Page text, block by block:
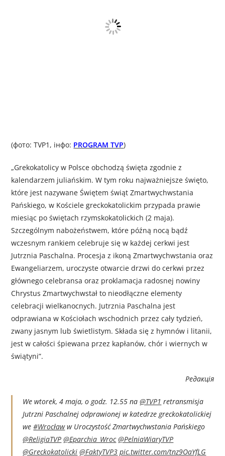
(фото: TVP1, інфо: PROGRAM TVP)
„Grekokatolicy w Polsce obchodzą święta zgodnie z
kalendarzem juliańskim. W tym roku najważniejsze święto,
które jest nazywane Świętem świąt Zmartwychwstania
Pańskiego, w Kościele greckokatolickim przypada prawie
miesiąc po świętach rzymskokatolickich (2 maja).
Szczególnym nabożeństwem, które późną nocą bądź
wczesnym rankiem celebruje się w każdej cerkwi jest
Jutrznia Paschalna. Procesja z ikoną Zmartwychwstania oraz
Ewangeliarzem, uroczyste otwarcie drzwi do cerkwi przez
głównego celebransa oraz proklamacja radosnej nowiny
Chrystus Zmartwychwstał to nieodłączne elementy
celebracji wielkanocnych. Jutrznia Paschalna jest
odprawiana w Kościołach wschodnich przez cały tydzień,
zwany jasnym lub świetlistym. Składa się z hymnów i litanii,
jest w całości śpiewana przez kapłanów, chór i wiernych w
świątyni”.
Редакція
We wtorek, 4 maja, o godz. 12.55 na@TVP1 retransmisja
Jutrzni Paschalnej odprawionej w katedrze greckokatolickiej
we#Wrocławw Uroczystość Zmartwychwstania Pańskiego
@ReligiaTVP @Eparchia_Wroc @PelniaWiaryTVP
@Greckokatolicki @FaktyTVP3 pic.twitter.com/tnz9OaYfLG